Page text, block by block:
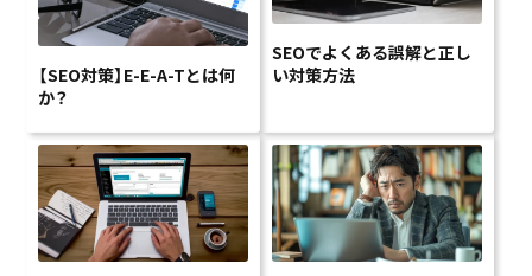
【SEO対策】E-E-A-Tとは何
か？
SEOでよくある誤解と正し
い対策方法